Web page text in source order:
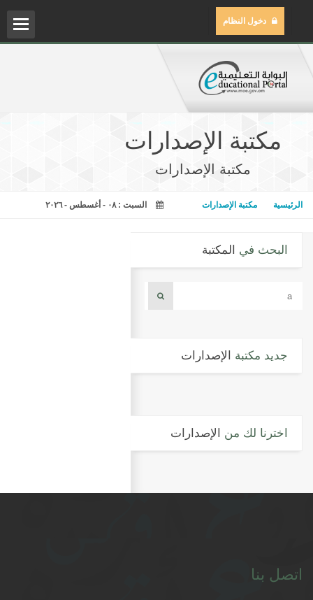
دخول النظام
مكتبة الإصدارات
مكتبة الإصدارات
الرئيسية مكتبة الإصدارات السبت : ٠٨ - أغسطس - ٢٠٢٦
البحث في المكتبة
جديد مكتبة الإصدارات
اخترنا لك من الإصدارات
اتصل بنا